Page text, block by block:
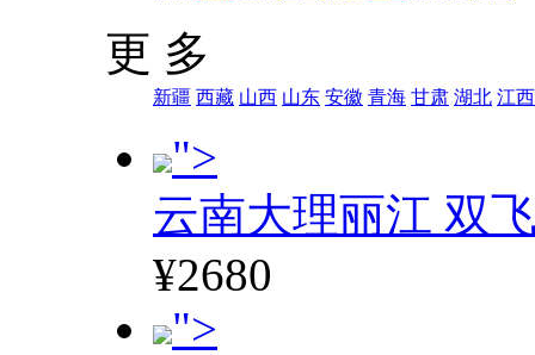
更 多
新疆 西藏 山西 山东 安徽 青海 甘肃 湖北 江西
">
云南大理丽江 双
¥2680
">